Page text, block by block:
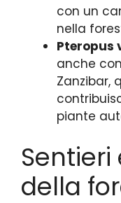
con un
nella
Pteropus
anche
Zanzibar,
piante
della